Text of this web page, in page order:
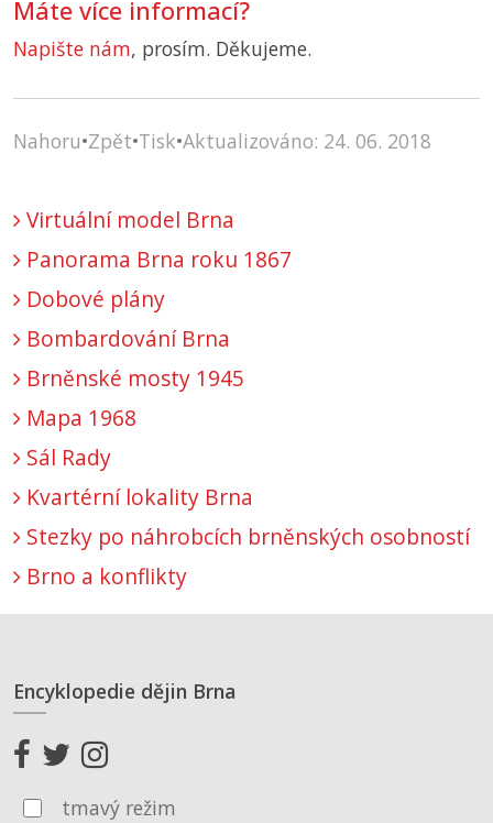
Máte více informací?
Napište nám, prosím. Děkujeme.
Nahoru•Zpět•Tisk•Aktualizováno: 24. 06. 2018
Virtuální model Brna
Panorama Brna roku 1867
Dobové plány
Bombardování Brna
Brněnské mosty 1945
Mapa 1968
Sál Rady
Kvartérní lokality Brna
Stezky po náhrobcích brněnských osobností
Brno a konflikty
Encyklopedie dějin Brna
tmavý režim